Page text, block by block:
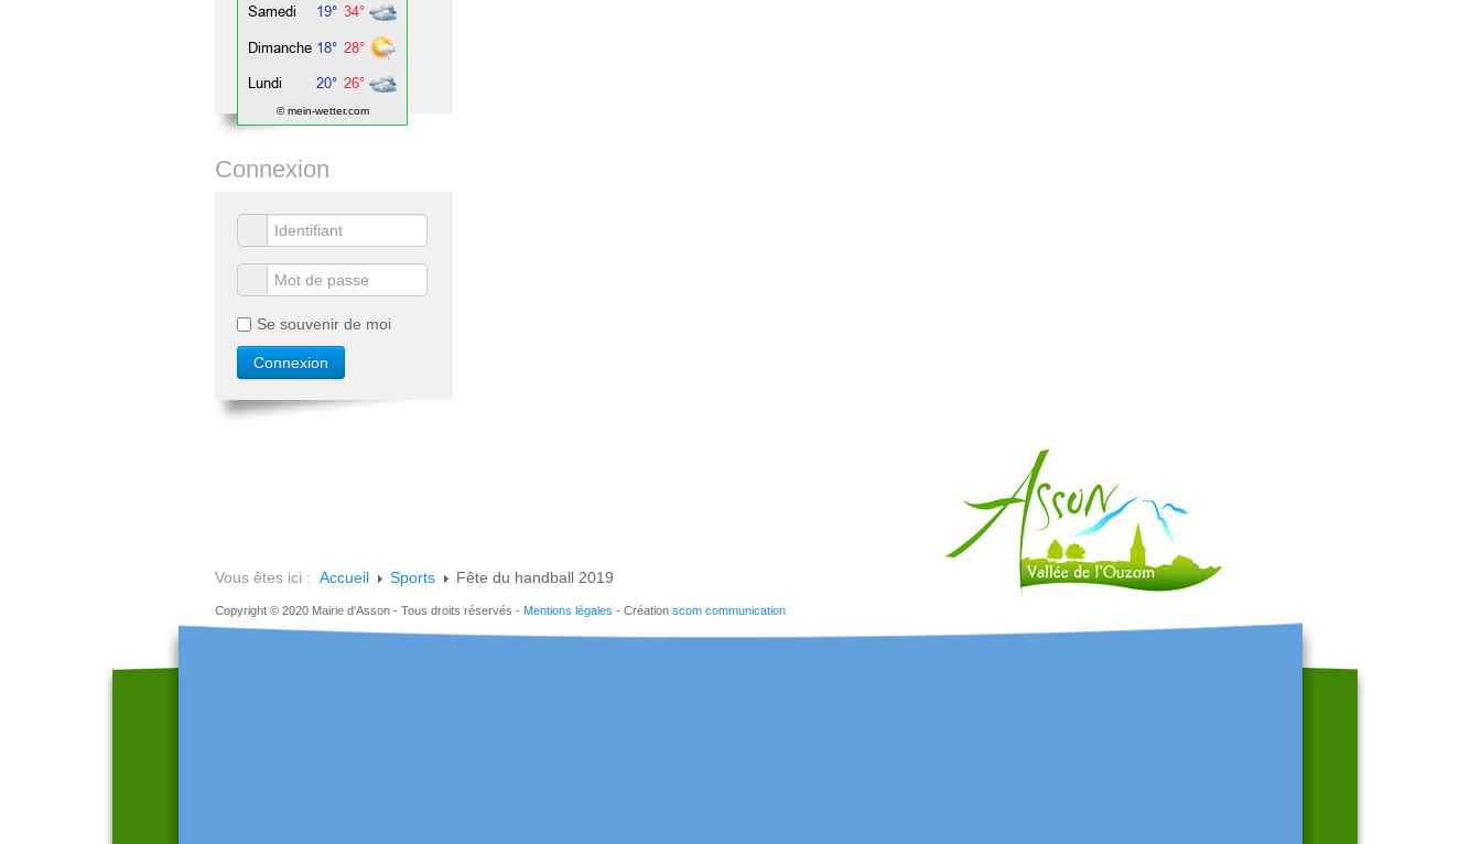
© mein-wetter.com
Connexion
Se souvenir de moi
Vous êtes ici : Accueil Sports Fête du handball 2019
Copyright © 2020 Mairie d'Asson - Tous droits réservés - Mentions légales - Création scom communication